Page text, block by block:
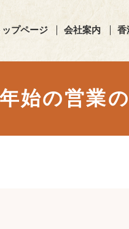
ップページ 会社案内 香
始の営業